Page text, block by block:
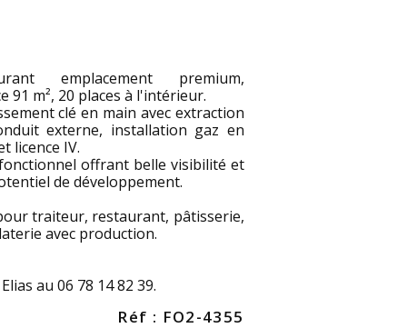
emplacement premium,
91 m², 20 places à l'intérieur.
clé en main avec extraction
externe, installation gaz en
licence IV.
offrant belle visibilité et
de développement.
traiteur, restaurant, pâtisserie,
avec production.
au 06 78 14 82 39.
Réf : FO2-4355